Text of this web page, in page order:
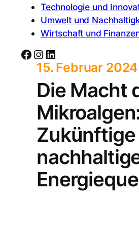
Technologie und
Umwelt und
Wirtschaft und
Facebook Instagram LinkedIn
15. Februar 2024
Die Macht
Zukünftige